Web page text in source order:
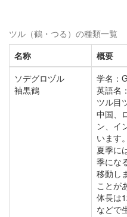
ツル（鶴・つる）の種類一覧
名称
概要
ソデグロヅル
袖黒鶴
学名：
英語名
ツル目
中国、
ン、イ
います。
夏季に
季にな
移動し
ことが
体長は
などで